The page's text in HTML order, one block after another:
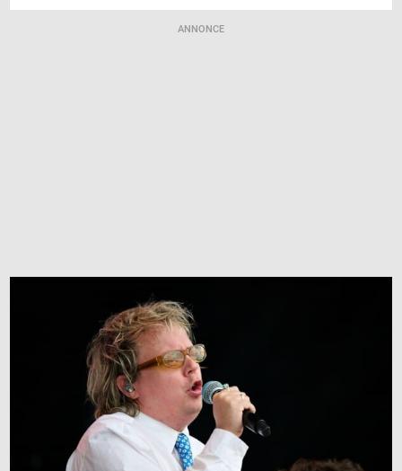
ANNONCE